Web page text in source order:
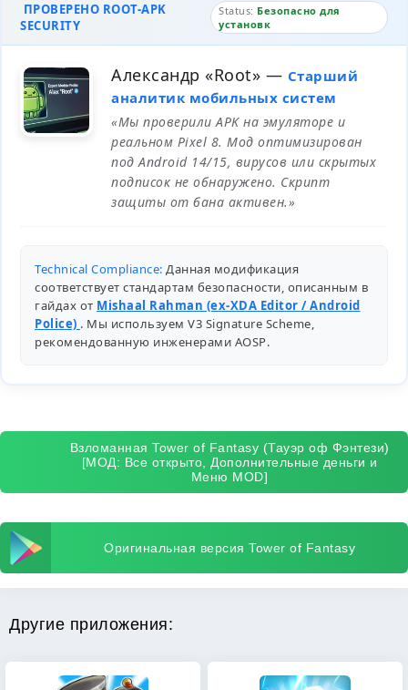
ПРОВЕРЕНО ROOT-APK
SECURITY
Status: Безопасно для
установк
Александр «Root» — Старший
аналитик мобильных систем
«Мы проверили APK на эмуляторе и
реальном Pixel 8. Мод оптимизирован
под Android 14/15, вирусов или скрытых
подписок не обнаружено. Скрипт
защиты от бана активен.»
Technical Compliance: Данная модификация
соответствует стандартам безопасности, описанным в
гайдах от Mishaal Rahman (ex-XDA Editor / Android
Police) . Мы используем V3 Signature Scheme,
рекомендованную инженерами AOSP.
Взломанная Tower of Fantasy (Тауэр оф Фэнтези)
[МОД: Все открыто, Дополнительные деньги и
Меню MOD]
Оригинальная версия Tower of Fantasy
Другие приложения: